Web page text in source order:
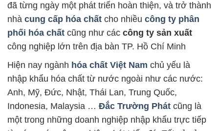
đã từng ngày một phát triển hoàn thiện, và trở thành
nhà cung cấp hóa chất cho nhiều công ty phân
phối hóa chất cũng như các công ty sản xuất
công nghiệp lớn trên địa bàn TP. Hồ Chí Minh
Hiện nay ngành hóa chất Việt Nam chủ yếu là
nhập khẩu hóa chất từ nước ngoài như các nước:
Anh, Mỹ, Đức, Nhật, Thái Lan, Trung Quốc,
Indonesia, Malaysia … Đắc Trường Phát cũng là
một trong những doanh nghiệp nhập khẩu trực tiếp